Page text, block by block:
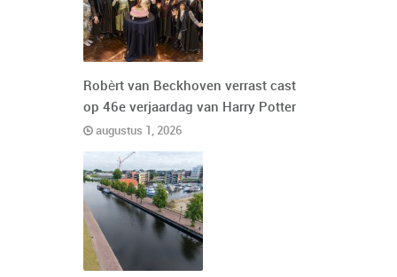
Robèrt van Beckhoven verrast cast
op 46e verjaardag van Harry Potter
augustus 1, 2026